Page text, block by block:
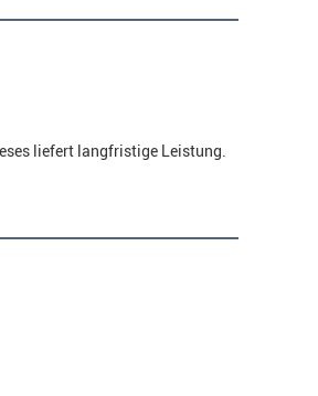
liefert langfristige Leistung.